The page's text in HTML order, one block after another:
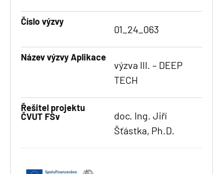
Číslo výzvy
01_24_063
Název výzvy Aplikace
výzva III. – DEEP
TECH
Řešitel projektu
ČVUT FSv
doc. Ing. Jiří
Šťástka, Ph.D.